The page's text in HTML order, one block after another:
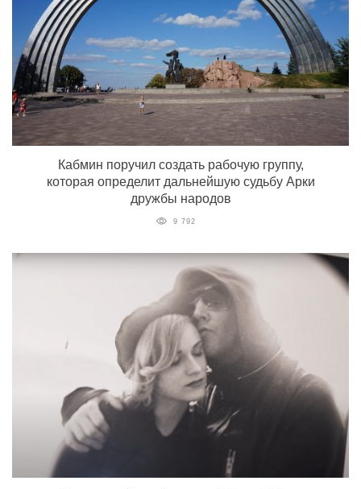
Кабмин поручил создать рабочую группу,
которая определит дальнейшую судьбу Арки
дружбы народов
9 792